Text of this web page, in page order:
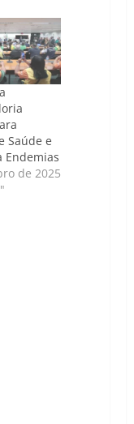
Saúde e
Endemias
de 2025